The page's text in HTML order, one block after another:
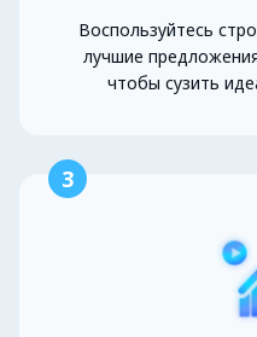
Воспользуйтесь
лучшие
чтобы сузить
3